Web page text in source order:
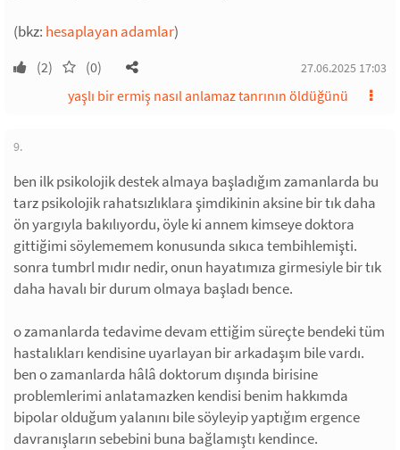
(bkz: hesaplayan adamlar)
(2) (0) 27.06.2025 17:03
yaşlı bir ermiş nasıl anlamaz tanrının öldüğünü
9.
ben ilk psikolojik destek almaya başladığım zamanlarda bu
tarz psikolojik rahatsızlıklara şimdikinin aksine bir tık daha
ön yargıyla bakılıyordu, öyle ki annem kimseye doktora
gittiğimi söylememem konusunda sıkıca tembihlemişti.
sonra tumbrl mıdır nedir, onun hayatımıza girmesiyle bir tık
daha havalı bir durum olmaya başladı bence.
o zamanlarda tedavime devam ettiğim süreçte bendeki tüm
hastalıkları kendisine uyarlayan bir arkadaşım bile vardı.
ben o zamanlarda hâlâ doktorum dışında birisine
problemlerimi anlatamazken kendisi benim hakkımda
bipolar olduğum yalanını bile söyleyip yaptığım ergence
davranışların sebebini buna bağlamıştı kendince.